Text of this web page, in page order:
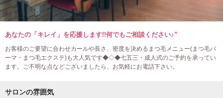
あなたの「キレイ」を応援します!!何でもご相談ください♪”
お客様のご要望に合わせカールや長さ、密度を決めるまつ毛メニュー(まつ毛パ
ーマ・まつ毛エクステ)も大人気です◆◇◆七五三・成人式のご予約を承ってい
ます。ご不明な点などございましたら、お気軽にお電話下さい。
サロンの雰囲気